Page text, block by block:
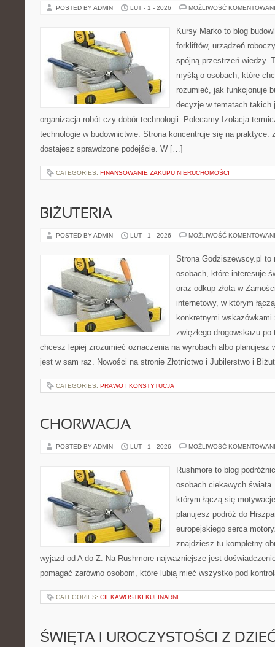
POSTED BY ADMIN LUT - 1 - 2026 MOŻLIWOŚĆ
Kursy Marko to blog
forkliftów, urządzeń
spójną przestrzeń wiedzy.
myślą o osobach, które
rozumieć, jak funkcjonuje
decyzje w tematach
organizacja robót czy dobór technologii. Polecamy Izolacja
technologie w budownictwie. Strona koncentruje się na praktyce:
dostajesz sprawdzone podejście. W […]
CATEGORIES: FINANSOWANIE ZAKUPU NIERUCHOMOŚCI
BIŻUTERIA
POSTED BY ADMIN LUT - 1 - 2026 MOŻLIWOŚĆ
Strona Godziszewscy.pl
osobach, które interesuje
oraz odkup złota w
internetowy, w którym
konkretnymi
zwięzłego drogowskazu
chcesz lepiej zrozumieć oznaczenia na wyrobach albo planujesz
jest w sam raz. Nowości na stronie Złotnictwo i Jubilerstwo i
CATEGORIES: PRAWO I KONSTYTUCJA
CHORWACJA
POSTED BY ADMIN LUT - 1 - 2026 MOŻLIWOŚĆ
Rushmore to blog
osobach ciekawych
którym łączą się
planujesz podróż do
europejskiego serca
znajdziesz tu kompletny
wyjazd od A do Z. Na Rushmore najważniejsze jest
pomagać zarówno osobom, które lubią mieć wszystko pod
CATEGORIES: CIEKAWOSTKI KULINARNE
ŚWIĘTA I UROCZYSTOŚCI Z